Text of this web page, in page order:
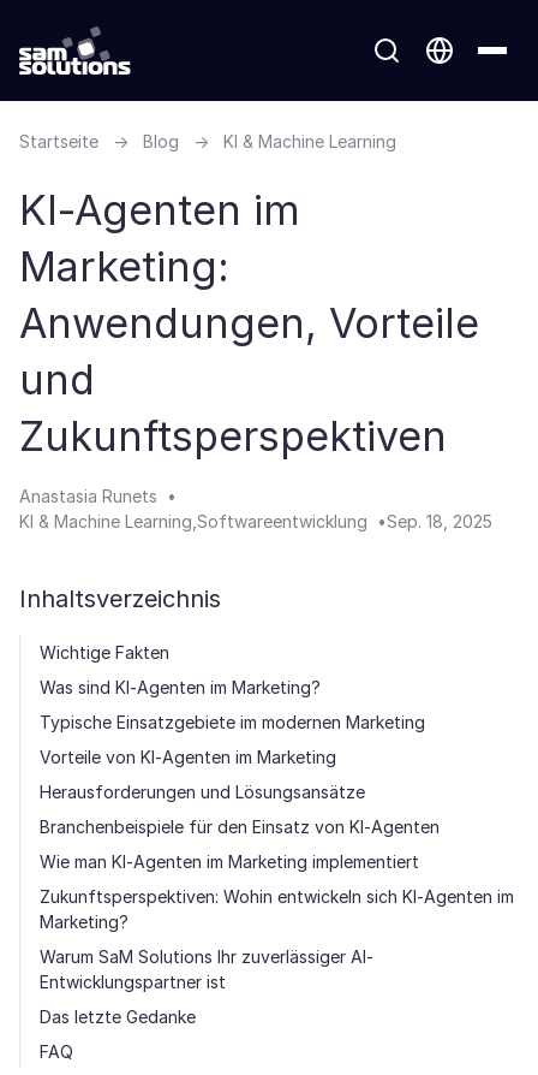
Startseite → Blog → KI & Machine Learning
KI-Agenten im
Marketing:
Anwendungen, Vorteile
und
Zukunftsperspektiven
Anastasia Runets
KI & Machine Learning Softwareentwicklung Sep. 18, 2025
Inhaltsverzeichnis
Wichtige Fakten
Was sind KI-Agenten im Marketing?
Typische Einsatzgebiete im modernen Marketing
Vorteile von KI-Agenten im Marketing
Herausforderungen und Lösungsansätze
Branchenbeispiele für den Einsatz von KI-Agenten
Wie man KI-Agenten im Marketing implementiert
Zukunftsperspektiven: Wohin entwickeln sich KI-Agenten im
Marketing?
Warum SaM Solutions Ihr zuverlässiger AI-
Entwicklungspartner ist
Das letzte Gedanke
FAQ